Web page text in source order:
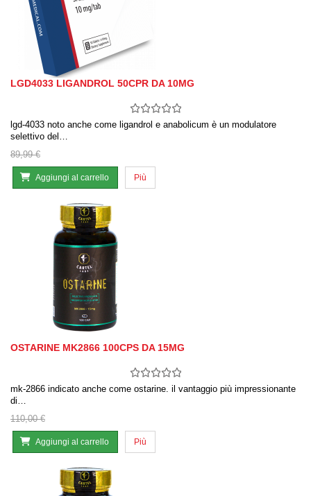
LGD4033 LIGANDROL 50CPR DA 10MG
lgd-4033 noto anche come ligandrol e anabolicum è un modulatore
selettivo del…
89,99 €
Aggiungi al carrello Più
OSTARINE MK2866 100CPS DA 15MG
mk-2866 indicato anche come ostarine. il vantaggio più impressionante
di…
110,00 €
Aggiungi al carrello Più